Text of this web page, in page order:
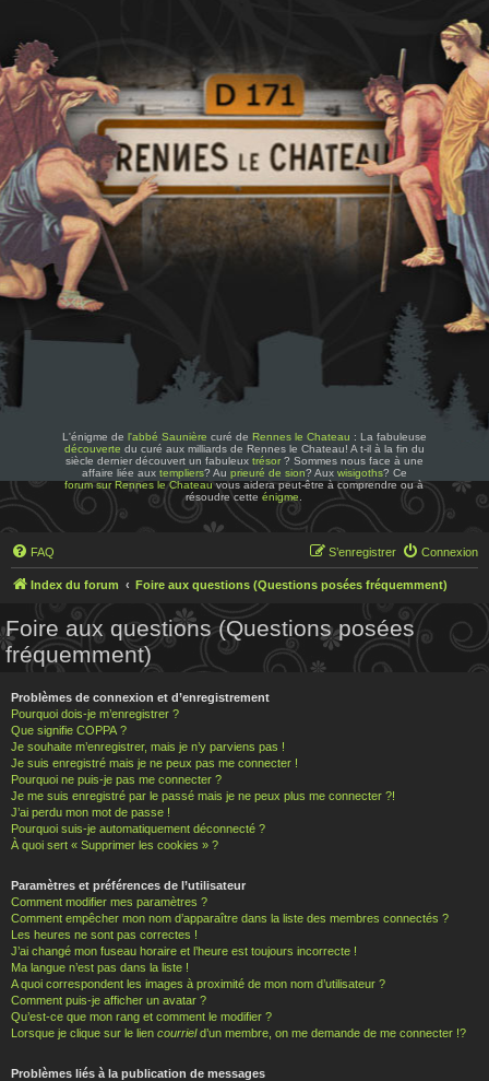
L'énigme de l'abbé Saunière curé de Rennes le Chateau : La fabuleuse
découverte du curé aux milliards de Rennes le Chateau! A t-il à la fin du
siècle dernier découvert un fabuleux trésor? Sommes nous face à une
affaire liée aux templiers? Au prieuré de sion? Aux wisigoths? Ce
forum sur Rennes le Chateauvous aidera peut-être à comprendre ou à
résoudre cetteénigme
FAQ Connexion
S’enregistrer
Index du forum Foire aux questions (Questions posées fréquemment)
Foire aux questions (Questions posées
fréquemment)
Problèmes de connexion et d’enregistrement
Pourquoi dois-je m’enregistrer ?
Que signifie COPPA ?
Je souhaite m’enregistrer, mais je n’y parviens pas !
Je suis enregistré mais je ne peux pas me connecter !
Pourquoi ne puis-je pas me connecter ?
Je me suis enregistré par le passé mais je ne peux plus me connecter ?!
J’ai perdu mon mot de passe !
Pourquoi suis-je automatiquement déconnecté ?
À quoi sert « Supprimer les cookies » ?
Paramètres et préférences de l’utilisateur
Comment modifier mes paramètres ?
Comment empêcher mon nom d’apparaître dans la liste des membres connectés ?
Les heures ne sont pas correctes !
J’ai changé mon fuseau horaire et l’heure est toujours incorrecte !
Ma langue n’est pas dans la liste !
A quoi correspondent les images à proximité de mon nom d’utilisateur ?
Comment puis-je afficher un avatar ?
Qu’est-ce que mon rang et comment le modifier ?
Lorsque je clique sur le lien courrield’un membre, on me demande de me connecter !?
Problèmes liés à la publication de messages